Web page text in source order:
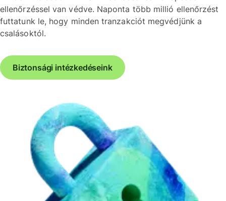
ellenőrzéssel van védve. Naponta több millió ellenőrzést
futtatunk le, hogy minden tranzakciót megvédjünk a
csalásoktól.
Biztonsági intézkedéseink